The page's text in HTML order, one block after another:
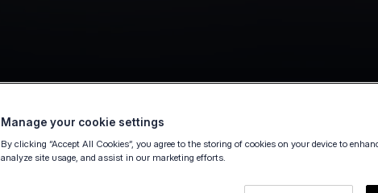
Manage your cookie settings
By clicking “Accept All Cookies”, you agree to the storing of cookies on your device to
analyze site usage, and assist in our marketing efforts.